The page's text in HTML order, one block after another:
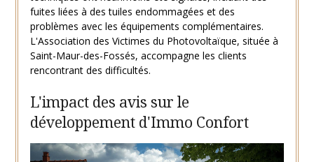
fuites liées à des tuiles endommagées et des
problèmes avec les équipements complémentaires.
L'Association des Victimes du Photovoltaïque, située à
Saint-Maur-des-Fossés, accompagne les clients
rencontrant des difficultés.
L'impact des avis sur le
développement d'Immo Confort